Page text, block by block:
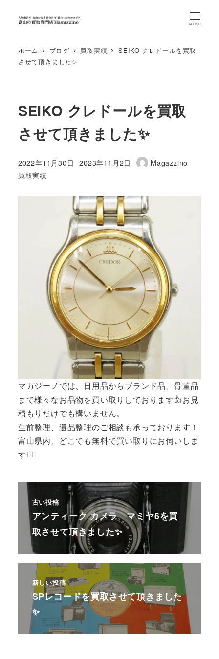
MENU
ホーム ブログ 買取実績
SEIKO クレドールを買取
させて頂きました✨
SEIKO クレドールを買取
させて頂きました✨
投稿日
2022年11月30日
更新日
2023年11月2日
著
Magazzino
カテゴリー
買取実績
マガジーノでは、日用品からブランド品、骨董品
まで様々なお品物を買い取りしております👍お見
積もりだけでも構いません。
生前整理、遺品整理のご相談も承っております！
富山県内、どこでも無料で買い取りにお伺いしま
す🙆‍♂️
古い投稿
アンティーク カメラ マミヤ6を買
取させて頂きました✨
新しい投稿
SPレコードを買取させて頂きました
✨